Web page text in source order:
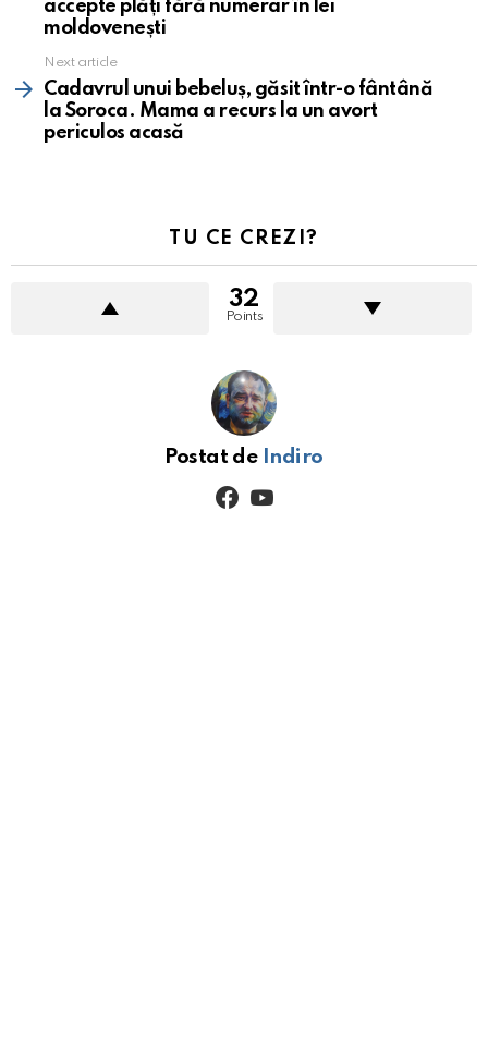
accepte plăți fără numerar în lei
moldovenești
Next article
Cadavrul unui bebeluș, găsit într-o fântână
la Soroca. Mama a recurs la un avort
periculos acasă
TU CE CREZI?
32
Points
Postat de Indiro